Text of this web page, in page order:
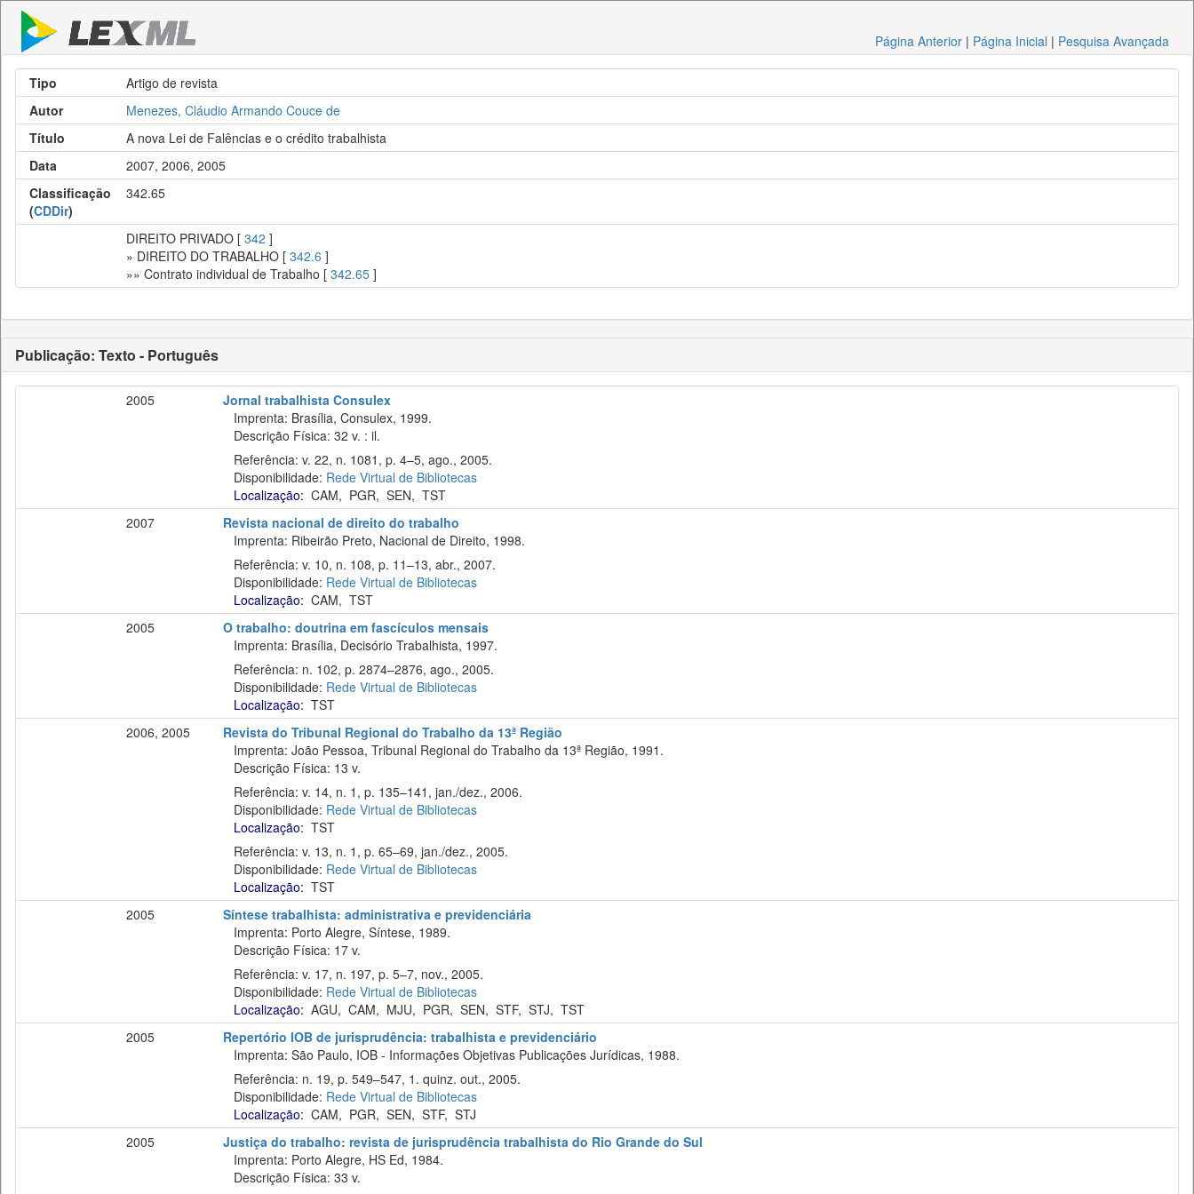
Página Anterior | Página Inicial | Pesquisa Avançada
Tipo
Artigo de revista
Autor
Menezes, Cláudio Armando Couce de
Título
A nova Lei de Falências e o crédito trabalhista
Data
2007, 2006, 2005
Classificação
(CDDir)
342.65
DIREITO PRIVADO [ 342 ]
» DIREITO DO TRABALHO [ 342.6 ]
»» Contrato individual de Trabalho [ 342.65 ]
Publicação: Texto - Português
2005
Jornal trabalhista Consulex
Imprenta: Brasília, Consulex, 1999.
Descrição Física: 32 v. : il.
Referência: v. 22, n. 1081, p. 4–5, ago., 2005.
Disponibilidade: Rede Virtual de Bibliotecas
Localização: CAM, PGR, SEN, TST
2007
Revista nacional de direito do trabalho
Imprenta: Ribeirão Preto, Nacional de Direito, 1998.
Referência: v. 10, n. 108, p. 11–13, abr., 2007.
Disponibilidade: Rede Virtual de Bibliotecas
Localização: CAM, TST
2005
O trabalho: doutrina em fascículos mensais
Imprenta: Brasília, Decisório Trabalhista, 1997.
Referência: n. 102, p. 2874–2876, ago., 2005.
Disponibilidade: Rede Virtual de Bibliotecas
Localização: TST
2006, 2005
Revista do Tribunal Regional do Trabalho da 13ª Região
Imprenta: João Pessoa, Tribunal Regional do Trabalho da 13ª Região, 1991.
Descrição Física: 13 v.
Referência: v. 14, n. 1, p. 135–141, jan./dez., 2006.
Disponibilidade: Rede Virtual de Bibliotecas
Localização: TST
Referência: v. 13, n. 1, p. 65–69, jan./dez., 2005.
Disponibilidade: Rede Virtual de Bibliotecas
Localização: TST
2005
Síntese trabalhista: administrativa e previdenciária
Imprenta: Porto Alegre, Síntese, 1989.
Descrição Física: 17 v.
Referência: v. 17, n. 197, p. 5–7, nov., 2005.
Disponibilidade: Rede Virtual de Bibliotecas
Localização: AGU, CAM, MJU, PGR, SEN, STF, STJ, TST
2005
Repertório IOB de jurisprudência: trabalhista e previdenciário
Imprenta: São Paulo, IOB - Informações Objetivas Publicações Jurídicas, 1988.
Referência: n. 19, p. 549–547, 1. quinz. out., 2005.
Disponibilidade: Rede Virtual de Bibliotecas
Localização: CAM, PGR, SEN, STF, STJ
2005
Justiça do trabalho: revista de jurisprudência trabalhista do Rio Grande do Sul
Imprenta: Porto Alegre, HS Ed, 1984.
Descrição Física: 33 v.